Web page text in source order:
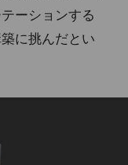
ーションする
に挑んだとい